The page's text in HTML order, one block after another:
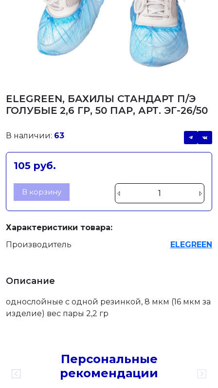
ELEGREEN, БАХИЛЫ СТАНДАРТ П/Э
ГОЛУБЫЕ 2,6 ГР, 50 ПАР, АРТ. ЭГ-26/50
В наличии: 63
105 руб.
В корзину
Характеристики товара:
Производитель
ELEGREEN
Описание
однослойные с одной резинкой, 8 мкм (16 мкм за
изделие) вес пары 2,2 гр
Персональные
рекомендации